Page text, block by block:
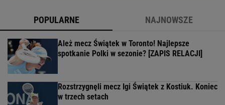
POPULARNE NAJNOWSZE
Ależ mecz Świątek w Toronto! Najlepsze
spotkanie Polki w sezonie? [ZAPIS RELACJI]
Rozstrzygnęli mecz Igi Świątek z Kostiuk. Koniec
w trzech setach